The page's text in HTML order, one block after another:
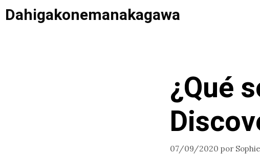
Saltar
alDahigakonemanakagawa
¿Qué
07/09/2020 por Sophie